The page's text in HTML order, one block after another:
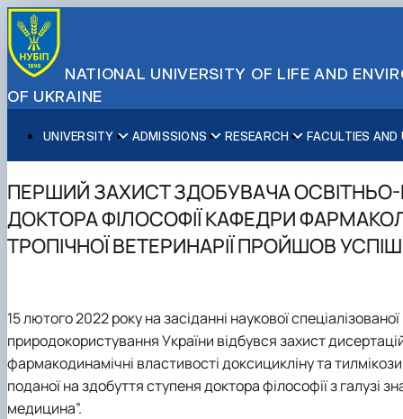
NATIONAL UNIVERSITY OF LIFE AND
OF UKRAINE
UNIVERSITY
About NUBiP
Leadership & Governance
Campus & Facilities
Distinguished Community
Commitments
ADMISSIONS
Academic Programs
Cultural Diversity
International Student Support
About Ukraine and Kyiv
Student Life
RESEARCH
Research Excellence
Research Infrastructure
Projects
Publications & Journals
Legal Framework
FACULTIES AND
Educational and Research Institutes
Faculties
Educational & Research Farms
Research Institutes
Regional Colleges and Institutes
Partnerships
International Projects
Erasmus+ Mobility
International Relations Office
International Projects Office
Faculties and Units
University Offices
Press Service
ПЕРШИЙ ЗАХИСТ ЗДОБУВАЧА
ДОКТОРА ФІЛОСОФІЇ КАФЕДРИ
ТРОПІЧНОЇ ВЕТЕРИНАРІЇ ПРОЙШОВ
15 лютого 2022 року на засіданні наукової
природокористування України відбувся захист
фармакодинамічні властивості доксицикліну та
поданої на здобуття ступеня доктора філософії з галузі
медицина”.